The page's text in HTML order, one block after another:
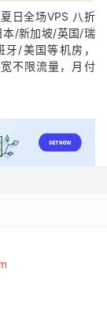
日全场VPS 八折
本/新加坡/英国/瑞
/美国等机房，
不限流量，月付